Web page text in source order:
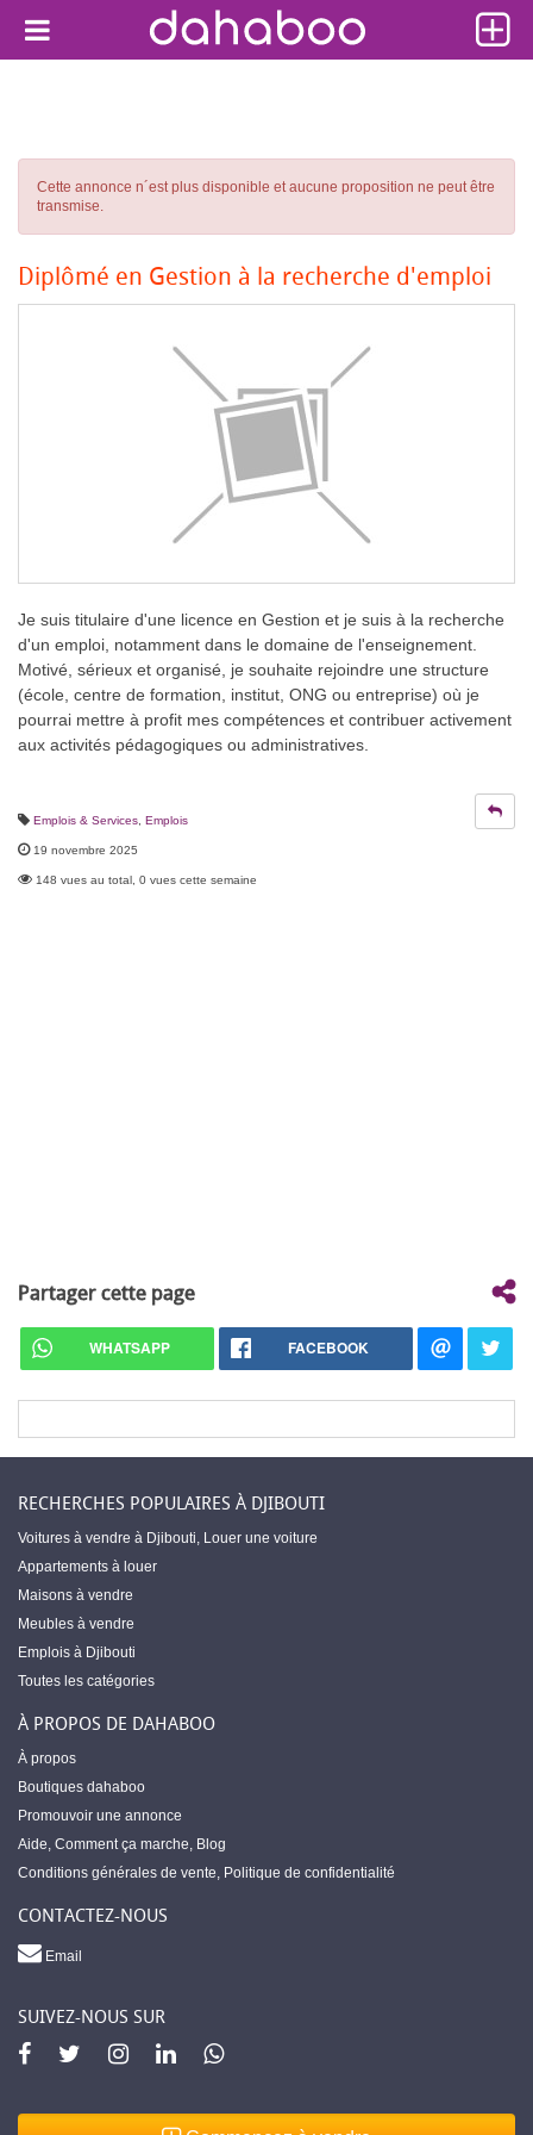
Cette annonce n´est plus disponible et aucune proposition ne peut être
transmise.
Diplômé en Gestion à la recherche d'emploi
Je suis titulaire d'une licence en Gestion et je suis à la recherche
d'un emploi, notamment dans le domaine de l'enseignement.
Motivé, sérieux et organisé, je souhaite rejoindre une structure
(école, centre de formation, institut, ONG ou entreprise) où je
pourrai mettre à profit mes compétences et contribuer activement
aux activités pédagogiques ou administratives.
Emplois & Services Emplois
19 novembre 2025
148 vues au total, 0 vues cette semaine
Partager cette page
WHATSAPP FACEBOOK
RECHERCHES POPULAIRES À DJIBOUTI
Voitures à vendre à Djibouti, Louer une voiture
Appartements à louer
Maisons à vendre
Meubles à vendre
Emplois à Djibouti
Toutes les catégories
À PROPOS DE DAHABOO
À propos
Boutiques dahaboo
Promouvoir une annonce
Aide, Comment ça marche, Blog
Conditions générales de vente, Politique de confidentialité
CONTACTEZ-NOUS
Email
SUIVEZ-NOUS SUR